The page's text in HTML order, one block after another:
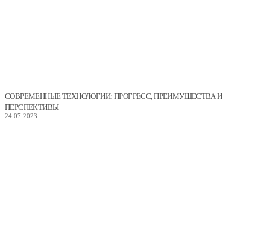
СОВРЕМЕННЫЕ ТЕХНОЛОГИИ: ПРОГРЕСС, ПРЕИМУЩЕСТВА И
ПЕРСПЕКТИВЫ
24.07.2023